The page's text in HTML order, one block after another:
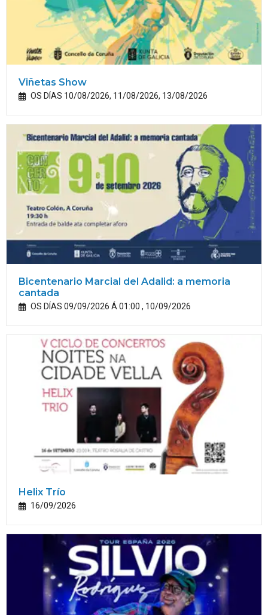
Viñetas Show
OS DÍAS 10/08/2026, 11/08/2026, 13/08/2026
Bicentenario Marcial del Adalid: a memoria
cantada
OS DÍAS 09/09/2026 Á 01:00 , 10/09/2026
Helix Trío
16/09/2026